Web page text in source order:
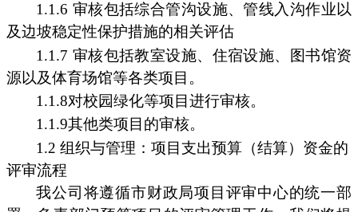
1.1.6 审核包括综合管沟设施、管线入沟作业以
及边坡稳定性保护措施的相关评估
1.1.7 审核包括教室设施、住宿设施、图书馆资
源以及体育场馆等各类项目。
1.1.8对校园绿化等项目进行审核。
1.1.9其他类项目的审核。
1.2 组织与管理：项目支出预算（结算）资金的
评审流程
我公司将遵循市财政局项目评审中心的统一部